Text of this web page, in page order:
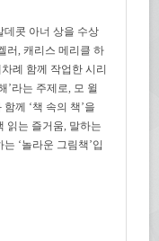
데콧 아너 상을 수상
러, 캐리스 메리클 하
례 함께 작업한 시리
’라는 주제로, 모 윌
께 ‘책 속의 책’을
읽는 즐거움, 말하는
‘놀라운 그림책’입